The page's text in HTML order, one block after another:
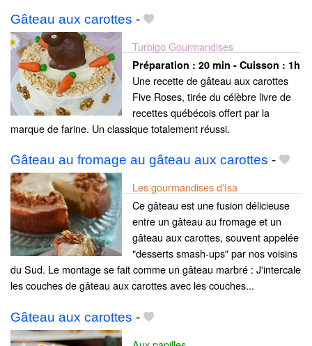
Gâteau aux carottes -
Turbigo Gourmandises
Préparation : 20 min - Cuisson : 1h
Une recette de gâteau aux carottes
Five Roses, tirée du célèbre livre de
recettes québécois offert par la
marque de farine. Un classique totalement réussi.
Gâteau au fromage au gâteau aux carottes -
Les gourmandises d'Isa
Ce gâteau est une fusion délicieuse
entre un gâteau au fromage et un
gâteau aux carottes, souvent appelée
"desserts smash-ups" par nos voisins
du Sud. Le montage se fait comme un gâteau marbré : J'intercale
les couches de gâteau aux carottes avec les couches...
Gâteau aux carottes -